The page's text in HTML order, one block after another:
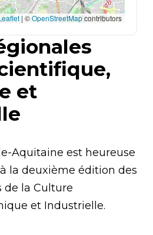
| ©OpenStreetMapcontributors
et
Aquitaine est heureuse
la deuxième édition des
de la Culture
et Industrielle.